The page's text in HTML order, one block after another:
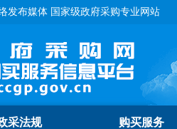
发布媒体 国家级政府采购专业网站
采法规 购买服务